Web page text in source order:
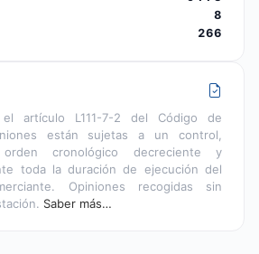
8
266
artículo L111-7-2 del Código de
están sujetas a un control,
cronológico decreciente y
toda la duración de ejecución del
Opiniones recogidas sin
Saber más…